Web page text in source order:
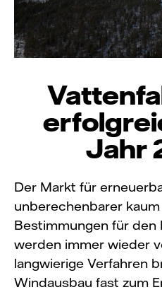
Jahr
Der Markt für
unberechenbarer
Bestimmungen für den
werden immer wieder
langwierige Verfahren
Windausbau fast zum